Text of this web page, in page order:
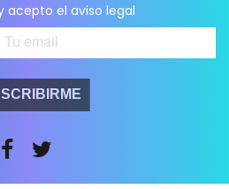
acepto el aviso legal